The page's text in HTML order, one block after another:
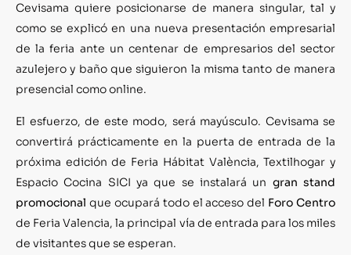
Cevisama quiere posicionarse de manera singular, tal y
como se explicó en una nueva presentación empresarial
de la feria ante un centenar de empresarios del sector
azulejero y baño que siguieron la misma tanto de manera
presencial como online.
El esfuerzo, de este modo, será mayúsculo. Cevisama se
convertirá prácticamente en la puerta de entrada de la
próxima edición de Feria Hábitat València, Textilhogar y
Espacio Cocina SICI ya que se instalará un gran stand
promocional que ocupará todo el acceso del Foro Centro
de Feria Valencia, la principal vía de entrada para los miles
de visitantes que se esperan.